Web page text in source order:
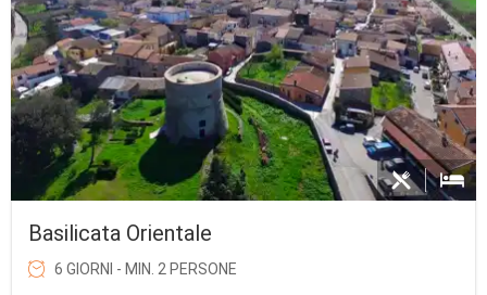
Basilicata Orientale
6 GIORNI - MIN. 2 PERSONE